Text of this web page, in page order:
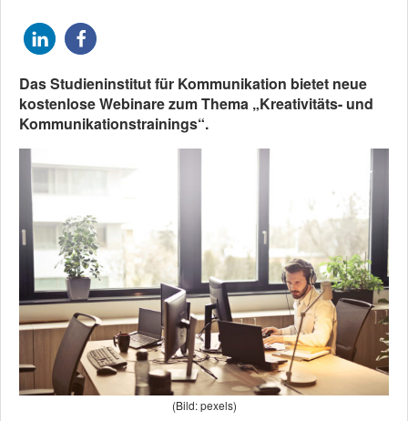
Das Studieninstitut für Kommunikation bietet neue
kostenlose Webinare zum Thema „Kreativitäts- und
Kommunikationstrainings“.
(Bild: pexels)